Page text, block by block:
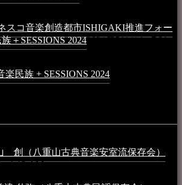
スコ音楽創造都市ISHIGAKI推進フォー
＋SESSIONS 20242024年5月4日 - 7:21
楽民族 + SESSIONS 2024
創（八重山古典音楽安室流保存会）
- 1:13 AM